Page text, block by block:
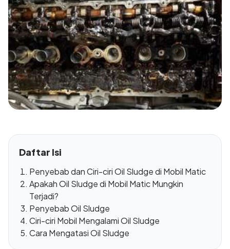
Daftar Isi
Penyebab dan Ciri-ciri Oil Sludge di Mobil Matic
Apakah Oil Sludge di Mobil Matic Mungkin
Terjadi?
Penyebab Oil Sludge
Ciri-ciri Mobil Mengalami Oil Sludge
Cara Mengatasi Oil Sludge